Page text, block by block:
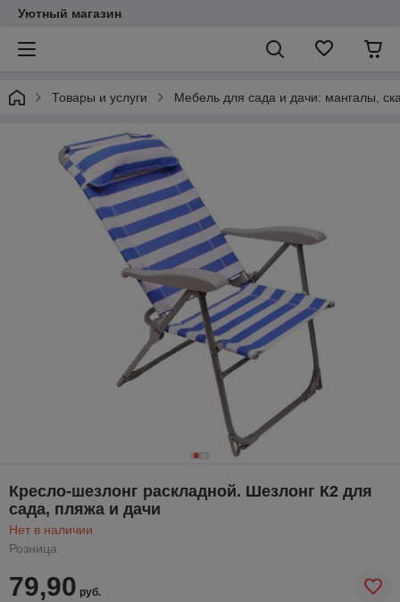
Уютный магазин
Товары и услуги Мебель для сада и дачи: мангалы,
Кресло-шезлонг раскладной. Шезлонг К2 для
сада, пляжа и дачи
Нет в наличии
Розница
79,90 руб.